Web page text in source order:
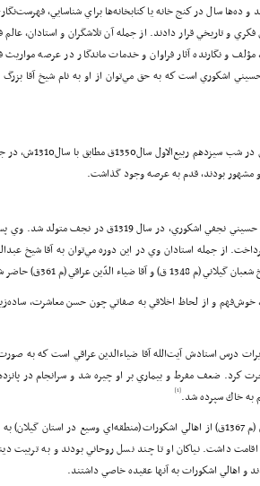
ده‌ها سال در كنج خانه يا كتابخانه‌ها براي شناسايي،
و تاريخي قرار دادند. از جمله آن تلاشگران و استادان،
مؤلف و نگارنده آثار فراوان و خدمات ماندگار در عرصه
اشكوري است كه به حق مي‌توان از او به نام شيخ آقا
سيد احمد حسيني
مشهور بودند، قدم به عرصه وجود گذاشت.
پدر سيد احمد، سيد علي حسيني نجفي اشكوري،
از جمله استادان وي در اين دوره مي‌توان به آقا شيخ
(م 361ق) حاضر شد و بهره‌هاي علمي برد.
خوش‌فهم و از لحاظ اخلاقي به صفاتي چون حسن معاشرت،
تقريرات درس استادش آيت‌الله آقا ضياء‌الدين عراقي است كه
به خاك سپرده شد.[1]
جدّ سيد احمد، سيد حسن (م 1367ق) از اهالي اشكورات (منطقه‌اي وسيع
اقامت داشت. نياكان او تا چند نسل روحاني بودند و به تربيت
و اهالي اشكورات به آنها عقيده‌ خاصي داشتند.